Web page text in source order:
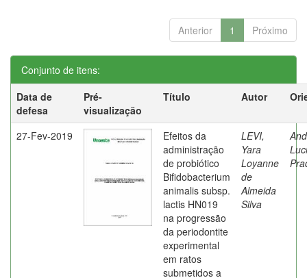
Anterior 1 Próximo
Conjunto de itens:
Data de
defesa
Pré-
visualização
Título Autor
27-Fev-2019
Efeitos da
administração
de probiótico
Bifidobacterium
animalis subsp.
lactis HN019
na progressão
da periodontite
experimental
em ratos
submetidos a
LEVI,
Yara
Loyanne
de
Almeida
Silva